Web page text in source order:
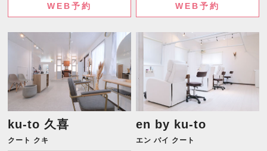
WEB予約 WEB予約
ku-to 久喜
クート クキ
en by ku-to
エン バイ クート